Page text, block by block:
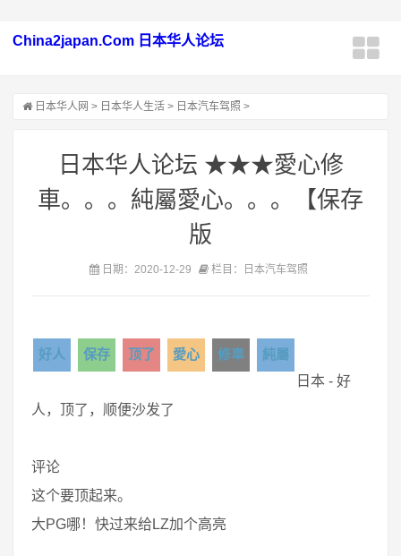
China2japan.Com 日本华人论坛
日本华人网 > 日本华人生活 > 日本汽车驾照 >
日本华人论坛 ★★★愛心修
車。。。純屬愛心。。。【保存
版
日期：2020-12-29 栏目：日本汽车驾照
好人 保存 顶了 愛心 修車
純屬
日本 - 好
人，顶了，顺便沙发了
评论
这个要顶起来。
大PG哪！快过来给LZ加个高亮